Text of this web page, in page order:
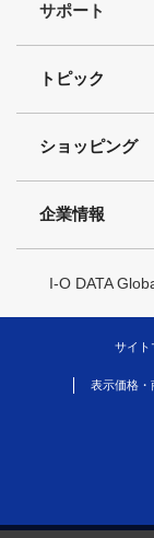
サポート
トピック
ショッピング
企業情報
I-O DATA
サイト
表示価格・